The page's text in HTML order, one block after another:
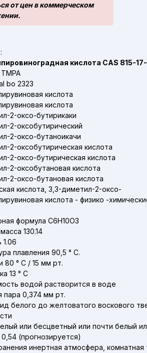
от цен в коммерческом
:
кислота CAS 815-
bo 2323
кислота
кислота
2-оксо-бутирикаки
2-оксобутирический
2-оксо-бутаноикачи
2-оксобутирическая кислота
2-оксо-бутирическая кислота
2-оксобутановая кислота
2-оксо-бутановая кислота
кислота, 3,3-диметил-2-оксо-
кислота - физико -
формула C6H10O3
130.14
1.06
плавления 90,5 ° C.
80 ° C / 15 мм рт.
13 ° C
водой растворится в воде
пара 0,374 мм рт.
белого до желтоватого воскового
или бесцветный или почти белый
0,54 (прогнозируется)
инертная атмосфера,